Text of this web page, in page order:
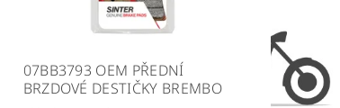
07BB3793 OEM PŘEDNÍ
BRZDOVÉ DESTIČKY BREMBO